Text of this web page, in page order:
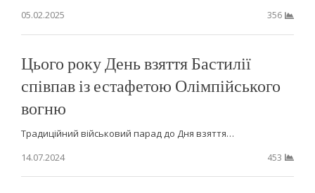
05.02.2025
356
Цього року День взяття Бастилії
співпав із естафетою Олімпійського
вогню
Традиційний військовий парад до Дня взяття…
14.07.2024
453